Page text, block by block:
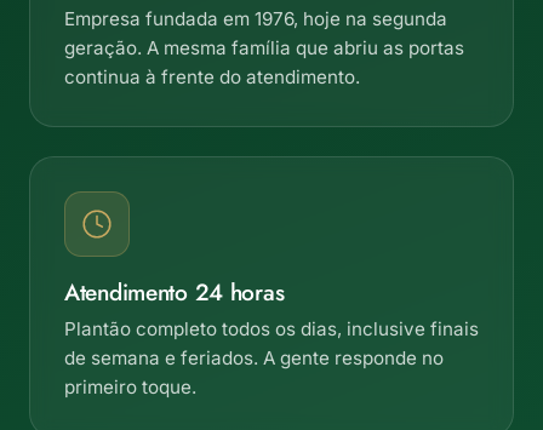
Empresa fundada em 1976, hoje na segunda
geração. A mesma família que abriu as portas
continua à frente do atendimento.
Atendimento 24 horas
Plantão completo todos os dias, inclusive finais
de semana e feriados. A gente responde no
primeiro toque.